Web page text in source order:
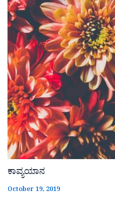
ಕಾವ್ಯಯಾನ
October 19, 2019